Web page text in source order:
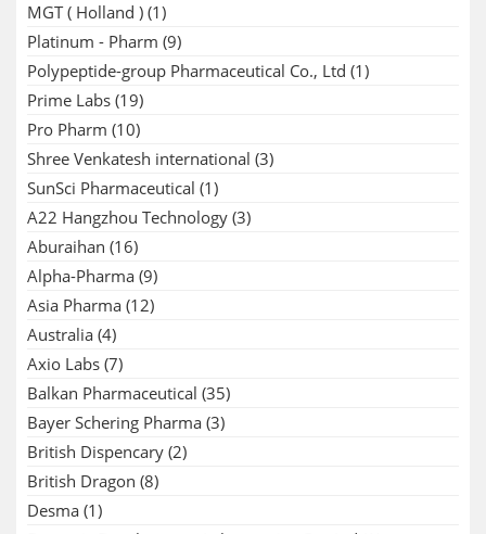
MGT ( Holland ) (1)
Platinum - Pharm (9)
Polypeptide-group Pharmaceutical Co., Ltd (1)
Prime Labs (19)
Pro Pharm (10)
Shree Venkatesh international (3)
SunSci Pharmaceutical (1)
A22 Hangzhou Technology (3)
Aburaihan (16)
Alpha-Pharma (9)
Asia Pharma (12)
Australia (4)
Axio Labs (7)
Balkan Pharmaceutical (35)
Bayer Schering Pharma (3)
British Dispencary (2)
British Dragon (8)
Desma (1)